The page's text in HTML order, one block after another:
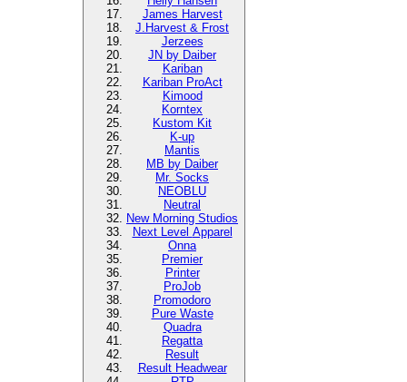
James Harvest
J.Harvest & Frost
Jerzees
JN by Daiber
Kariban
Kariban ProAct
Kimood
Korntex
Kustom Kit
K-up
Mantis
MB by Daiber
Mr. Socks
NEOBLU
Neutral
New Morning Studios
Next Level Apparel
Onna
Premier
Printer
ProJob
Promodoro
Pure Waste
Quadra
Regatta
Result
Result Headwear